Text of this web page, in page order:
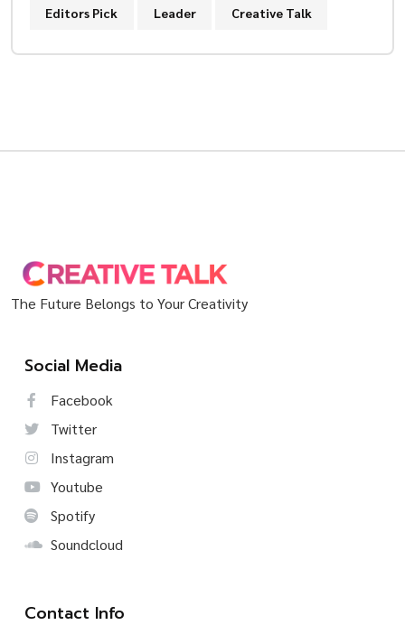
Editors Pick Leader Creative Talk
The Future Belongs to Your Creativity
Social Media
Facebook
Twitter
Instagram
Youtube
Spotify
Soundcloud
Contact Info